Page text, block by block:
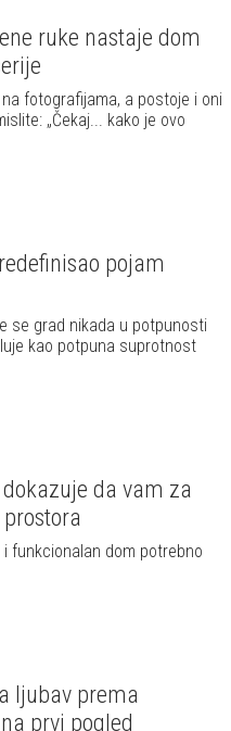
ruke nastaje dom
fotografijama, a postoje i oni
„Čekaj... kako je ovo
pojam
se grad nikada u potpunosti
kao potpuna suprotnost
da vam za
funkcionalan dom potrebno
ljubav prema
prvi pogled